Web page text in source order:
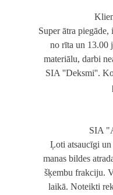
Super ātra
no rīta un 13.00
materiālu, darbi
SIA ''Deksmi''.
SIA
Ļoti atsaucīgi
manas bildes
šķembu frakciju.
laikā. Noteikti